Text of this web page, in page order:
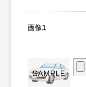
画像１